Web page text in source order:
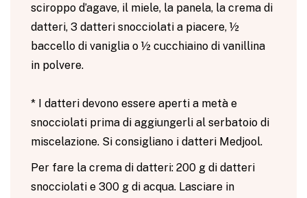
sciroppo d’agave, il miele, la panela, la crema di
datteri, 3 datteri snocciolati a piacere, ½
baccello di vaniglia o ½ cucchiaino di vanillina
in polvere.
* I datteri devono essere aperti a metà e
snocciolati prima di aggiungerli al serbatoio di
miscelazione. Si consigliano i datteri Medjool.
Per fare la crema di datteri: 200 g di datteri
snocciolati e 300 g di acqua. Lasciare in